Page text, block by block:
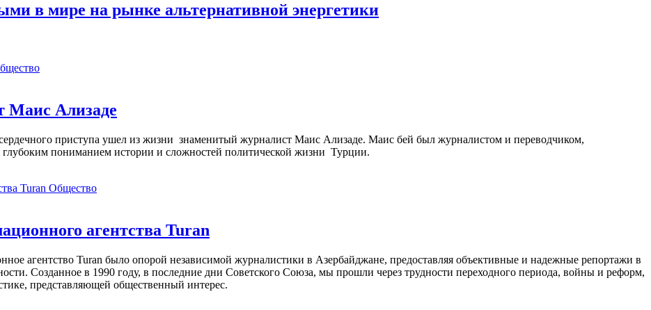
в мире на рынке альтернативной энергетики
Маис Ализаде
приступа ушел из жизни знаменитый журналист Маис Ализаде. Маис бей был журналистом и переводчиком,
пониманием истории и сложностей политической жизни Турции.
Общество
агентства Turan
агентство Turan было опорой независимой журналистики в Азербайджане, предоставляя объективные и надежные репортажи в
Созданное в 1990 году, в последние дни Советского Союза, мы прошли через трудности переходного периода, войны и реформ,
представляющей общественный интерес.